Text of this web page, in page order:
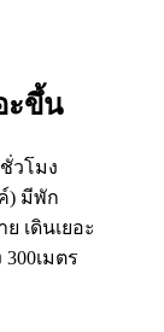
ะขึ้น
วโมง
) มีพัก
เดินเยอะ
เมตร